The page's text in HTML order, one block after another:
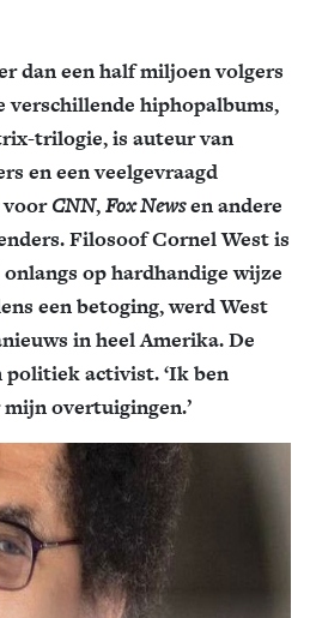
dan een half miljoen volgers
hiphopalbums,
trilogie, is auteur van
en een veelgevraagd
CNN,Fox Newsen andere
Filosoof Cornel West is
op hardhandige wijze
een betoging, werd West
in heel Amerika. De
activist. ‘Ik ben
overtuigingen.’